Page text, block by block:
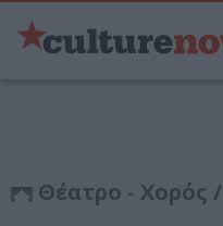
Θέατρο - Χορός /